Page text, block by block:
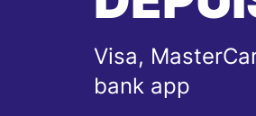
Visa,
bank app